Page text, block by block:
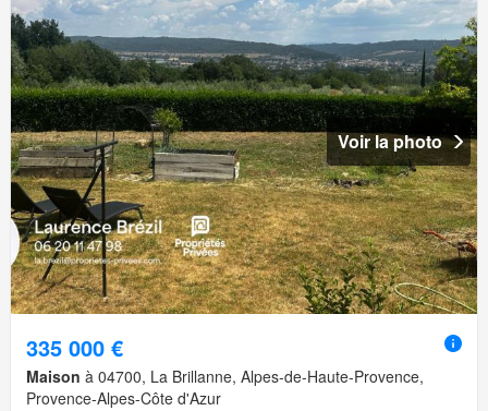
Voir la photo
335 000 €
Maison à 04700, La Brillanne, Alpes-de-Haute-Provence,
Provence-Alpes-Côte d'Azur